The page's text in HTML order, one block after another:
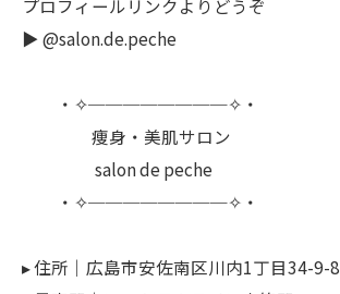
プロフィールリンクよりどうぞ
▶︎ @salon.de.peche
・✧────────✧・
痩身・美肌サロン
salon de peche
・✧────────✧・
▸ 住所｜広島市安佐南区川内1丁目34-9-8